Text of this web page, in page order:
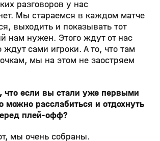
разговоров у нас
Мы стараемся в каждом матче
выходить и показывать тот
нам нужен. Этого ждут от нас
ждут сами игроки. А то, что там
мы на этом не заостряем
что если вы стали уже первыми
можно расслабиться и отдохнуть
плей-офф?
мы очень собраны.